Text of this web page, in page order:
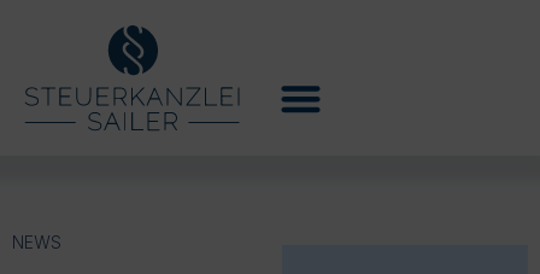
NEWS